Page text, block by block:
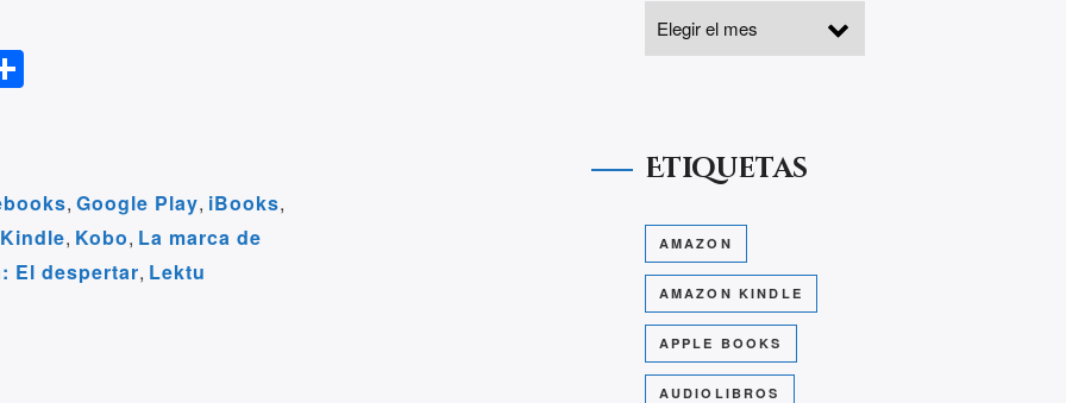
gr e , Google Play, iBooks,
Kindle, Kobo, La marca de
El despertar, Lektu
Etiquetas
AMAZON
AMAZON KINDLE
APPLE BOOKS
AUDIOLIBROS